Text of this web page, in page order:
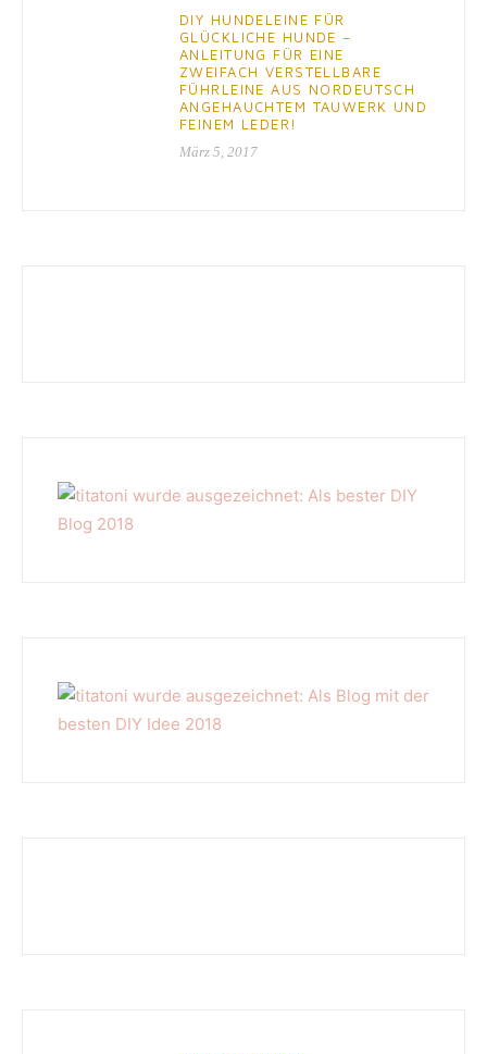
DIY HUNDELEINE FÜR
GLÜCKLICHE HUNDE –
ANLEITUNG FÜR EINE
ZWEIFACH VERSTELLBARE
FÜHRLEINE AUS NORDEUTSCH
ANGEHAUCHTEM TAUWERK UND
FEINEM LEDER!
März 5, 2017